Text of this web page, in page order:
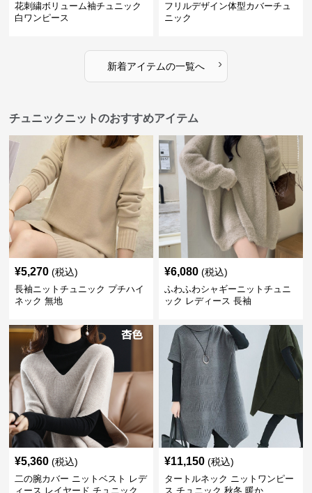
花刺繍ボリューム袖チュニック
白ワンピース
フリルデザイン体型カバーチュ
ニック
新着アイテムの一覧へ ›
チュニックニットのおすすめアイテム
¥5,270 (税込)
長袖ニットチュニック プチハイ
ネック 無地
¥6,080 (税込)
ふわふわシャギーニットチュニ
ック レディース 長袖
¥5,360 (税込)
二の腕カバー ニットベスト レデ
ィース レイヤード チュニック
¥11,150 (税込)
タートルネック ニットワンピー
ス チュニック 秋冬 暖か